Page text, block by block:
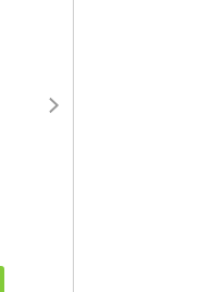
Деревенские лакомства